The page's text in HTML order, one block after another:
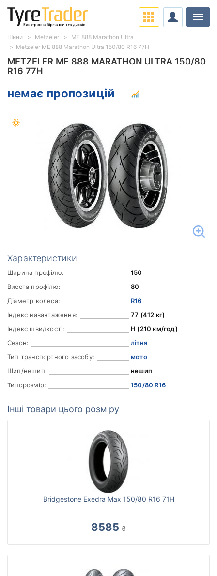
METZELER ME 888 MARATHON ULTRA 150/80
R16 77H
немає пропозицій
Характеристики
Ширина профілю:
150
Висота профілю:
80
Діаметр колеса:
R16
Індекс навантаження:
77 (412 кг)
Індекс швидкості:
H (210 км/год)
Сезон:
літня
Тип транспортного засобу:
мото
Шип/нешип:
нешип
Типорозмір:
150/80 R16
Інші товари цього розміру
Bridgestone Exedra Max 150/80 R16 71H
8585 ₴
Шини Metzeler
ME 888 Marathon Ultra
Metzeler ME 888 Marathon Ultra 150/80 R16 77H